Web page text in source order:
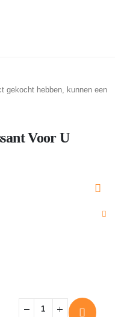
gekocht hebben, kunnen een
Voor U